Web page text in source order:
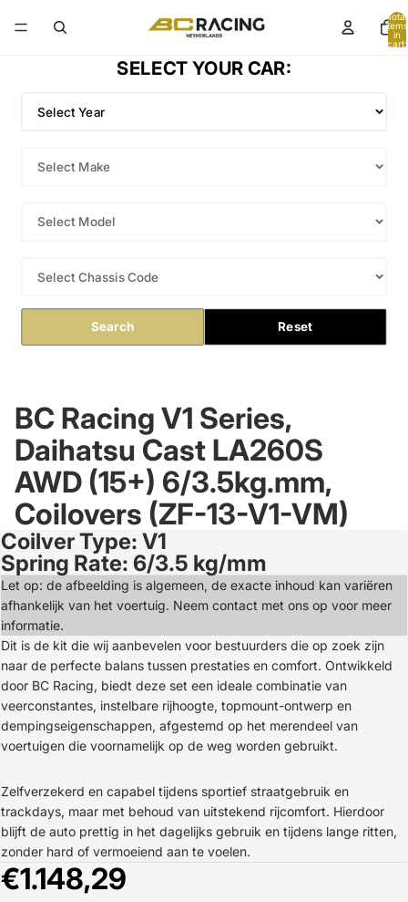
Total
items
in
cart:
SELECT YOUR CAR:
Search Reset
BC Racing V1 Series,
Daihatsu Cast LA260S
AWD (15+) 6/3.5kg.mm,
Coilovers (ZF-13-V1-VM)
Open
image
in
full
screen
Coilver Type: V1
Spring Rate: 6/3.5 kg/mm
Let op: de afbeelding is algemeen, de exacte inhoud kan variëren
afhankelijk van het voertuig. Neem contact met ons op voor meer
informatie.
Dit is de kit die wij aanbevelen voor bestuurders die op zoek zijn
naar de perfecte balans tussen prestaties en comfort. Ontwikkeld
door BC Racing, biedt deze set een ideale combinatie van
veerconstantes, instelbare rijhoogte, topmount-ontwerp en
dempingseigenschappen, afgestemd op het merendeel van
voertuigen die voornamelijk op de weg worden gebruikt.
Zelfverzekerd en capabel tijdens sportief straatgebruik en
trackdays, maar met behoud van uitstekend rijcomfort. Hierdoor
blijft de auto prettig in het dagelijks gebruik en tijdens lange ritten,
zonder hard of vermoeiend aan te voelen.
€1.148,29